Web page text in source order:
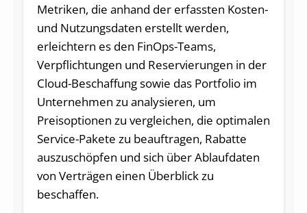
Metriken, die anhand der erfassten Kosten-
und Nutzungsdaten erstellt werden,
erleichtern es den FinOps-Teams,
Verpflichtungen und Reservierungen in der
Cloud-Beschaffung sowie das Portfolio im
Unternehmen zu analysieren, um
Preisoptionen zu vergleichen, die optimalen
Service-Pakete zu beauftragen, Rabatte
auszuschöpfen und sich über Ablaufdaten
von Verträgen einen Überblick zu
beschaffen.